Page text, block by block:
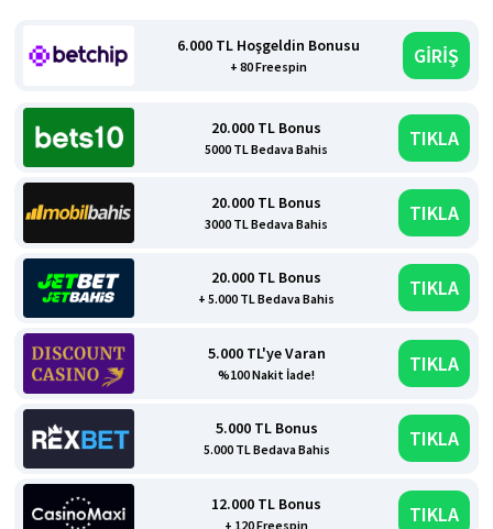
6.000 TL Hoşgeldin Bonusu
+ 80 Freespin GİRİŞ
20.000 TL Bonus
5000 TL Bedava Bahis TIKLA
20.000 TL Bonus
3000 TL Bedava Bahis TIKLA
20.000 TL Bonus
+ 5.000 TL Bedava Bahis TIKLA
5.000 TL'ye Varan
%100 Nakit İade! TIKLA
5.000 TL Bonus
5.000 TL Bedava Bahis TIKLA
12.000 TL Bonus
+ 120 Freespin TIKLA